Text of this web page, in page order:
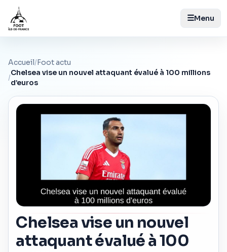
☰Menu
Accueil/Foot actu
/
Chelsea vise un nouvel attaquant évalué à 100 millions
d’euros
Chelsea vise un nouvel
attaquant évalué à 100